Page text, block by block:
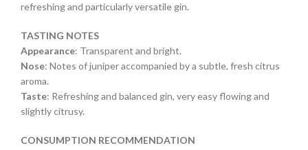
refreshing and particularly versatile gin.
TASTING NOTES
Appearance: Transparent and bright.
Nose: Notes of juniper accompanied by a subtle, fresh citrus
aroma.
Taste: Refreshing and balanced gin, very easy flowing and
slightly citrusy.
CONSUMPTION RECOMMENDATION